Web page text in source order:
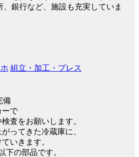
、銀行など、施設も充実していま
組立・加工・プレス
備
ーで
査をお願いします。
ってきた冷蔵庫に、
いきます。
下の部品です。